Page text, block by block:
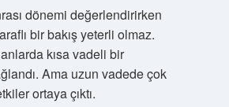
dönemi değerlendirirken
bir bakış yeterli olmaz.
kısa vadeli bir
Ama uzun vadede çok
ortaya çıktı.